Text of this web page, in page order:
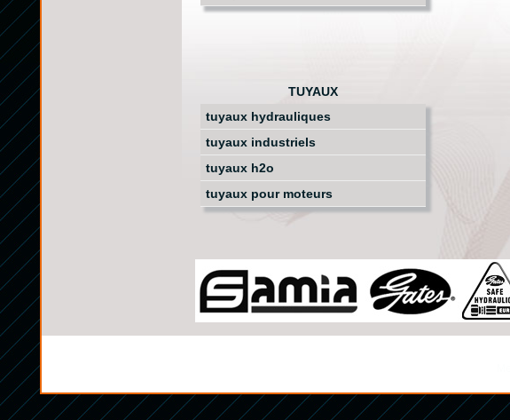
TUYAUX
tuyaux hydrauliques
tuyaux industriels
tuyaux h2o
tuyaux pour moteurs